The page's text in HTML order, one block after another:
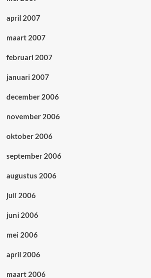
april 2007
maart 2007
februari 2007
januari 2007
december 2006
november 2006
oktober 2006
september 2006
augustus 2006
juli 2006
juni 2006
mei 2006
april 2006
maart 2006